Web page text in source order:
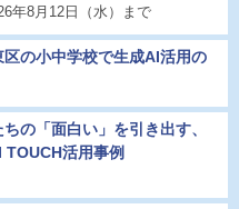
年8月12日（水）まで
の小中学校で生成AI活用の
の「面白い」を引き出す、
TOUCH活用事例